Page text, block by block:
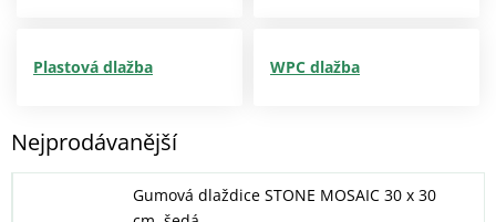
Plastová dlažba WPC dlažba
Nejprodávanější
Gumová dlaždice STONE MOSAIC 30 x 30